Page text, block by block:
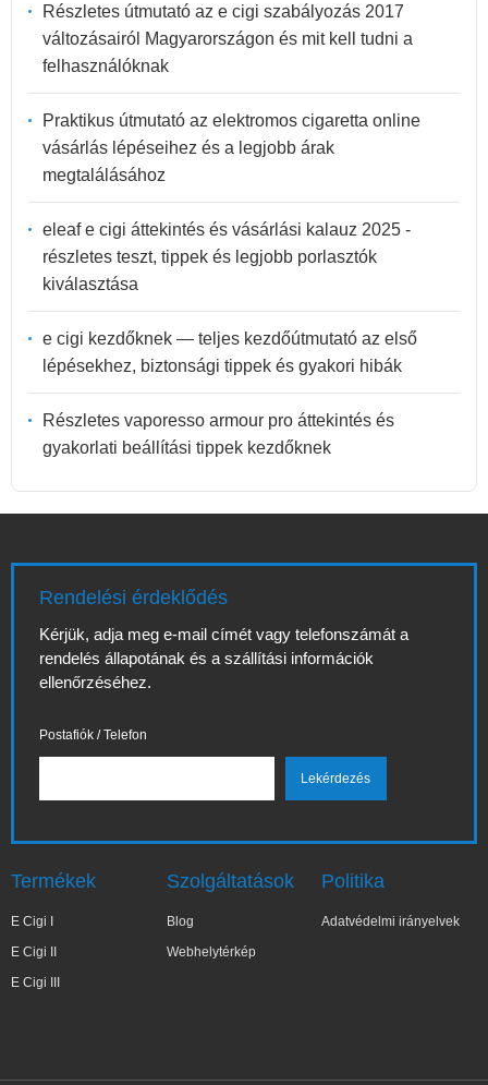
Részletes útmutató az e cigi szabályozás 2017
változásairól Magyarországon és mit kell tudni a
felhasználóknak
Praktikus útmutató az elektromos cigaretta online
vásárlás lépéseihez és a legjobb árak
megtalálásához
eleaf e cigi áttekintés és vásárlási kalauz 2025 -
részletes teszt, tippek és legjobb porlasztók
kiválasztása
e cigi kezdőknek — teljes kezdőútmutató az első
lépésekhez, biztonsági tippek és gyakori hibák
Részletes vaporesso armour pro áttekintés és
gyakorlati beállítási tippek kezdőknek
Rendelési érdeklődés
Kérjük, adja meg e-mail címét vagy telefonszámát a
rendelés állapotának és a szállítási információk
ellenőrzéséhez.
Postafiók / Telefon
Termékek
E Cigi I
E Cigi II
E Cigi III
Szolgáltatások
Blog
Webhelytérkép
Politika
Adatvédelmi irányelvek